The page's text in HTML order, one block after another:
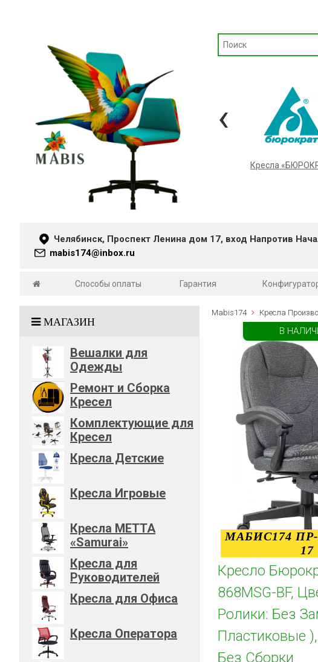
Кресла
‹
Челябинск, Проспект Ленина дом 17, вход Напротив
mabis174@inbox.ru
Способы оплаты Гарантия
МАГАЗИН
Вешалки для
Одежды
Ремонт и Сборка
Кресел
Комплектующие для
Кресел
Кресла Детские
Кресла Игровые
Кресла METTA
«Samurai»
Кресла для
Руководителей
Кресла для Офиса
Кресла Оператора
Mabis174 Кресла
МАБИС174
17
Кресло
868MSG-BF,
Ролики: Без
Пластиковые
Без Сборки
В